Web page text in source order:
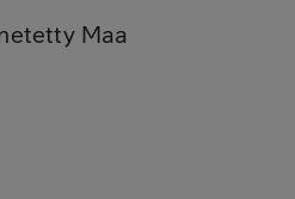
Maa